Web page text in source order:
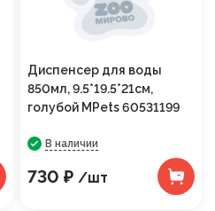
Диспенсер для воды
850мл, 9.5*19.5*21см,
голубой MPets 60531199
В наличии
730 ₽ /шт